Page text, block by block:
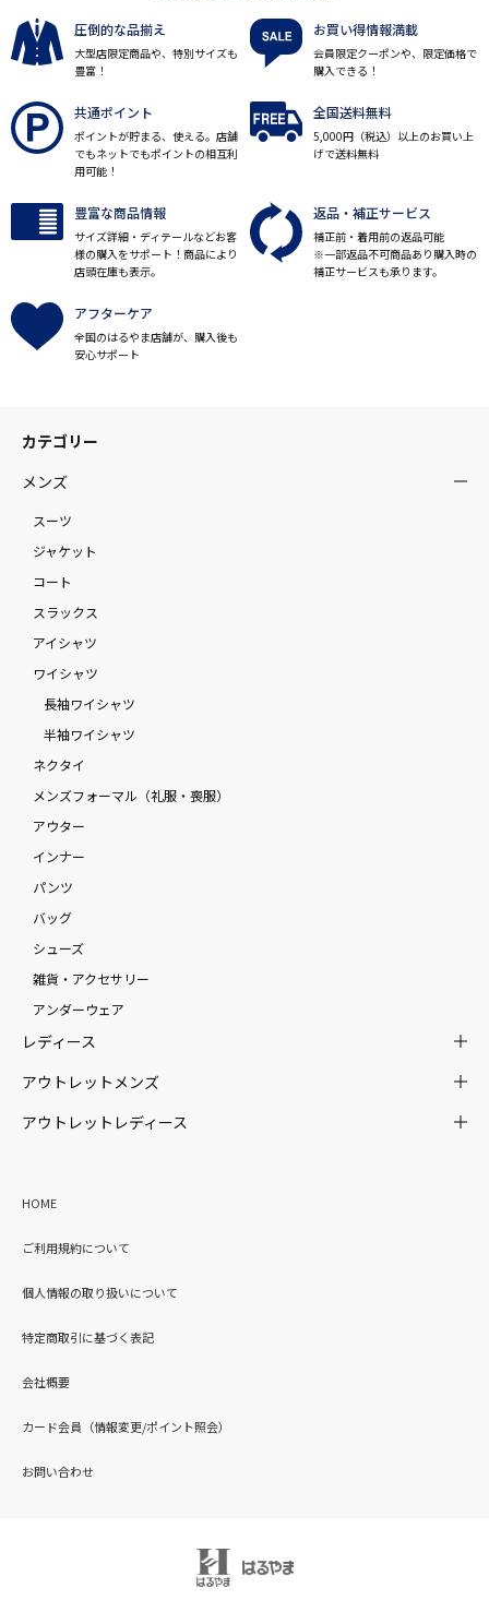
圧倒的な品揃え
大型店限定商品や、特別サイズも
豊富！
お買い得情報満載
会員限定クーポンや、限定価格で
購入できる！
共通ポイント
ポイントが貯まる、使える。店舗
でもネットでもポイントの相互利
用可能！
全国送料無料
5,000円（税込）以上のお買い上
げで送料無料
豊富な商品情報
サイズ詳細・ディテールなどお客
様の購入をサポート！商品により
店頭在庫も表示。
返品・補正サービス
補正前・着用前の返品可能
※一部返品不可商品あり購入時の
補正サービスも承ります。
アフターケア
全国のはるやま店舗が、購入後も
安心サポート
カテゴリー
メンズ
スーツ
ジャケット
コート
スラックス
アイシャツ
ワイシャツ
長袖ワイシャツ
半袖ワイシャツ
ネクタイ
メンズフォーマル（礼服・喪服）
アウター
インナー
パンツ
バッグ
シューズ
雑貨・アクセサリー
アンダーウェア
レディース
アウトレットメンズ
アウトレットレディース
HOME
ご利用規約について
個人情報の取り扱いについて
特定商取引に基づく表記
会社概要
カード会員（情報変更/ポイント照会）
お問い合わせ